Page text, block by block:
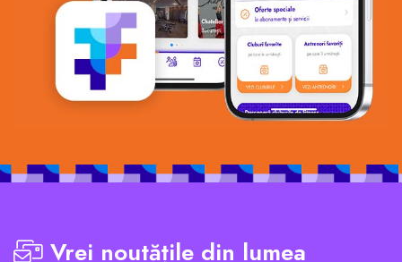
Vrei noutățile din lumea